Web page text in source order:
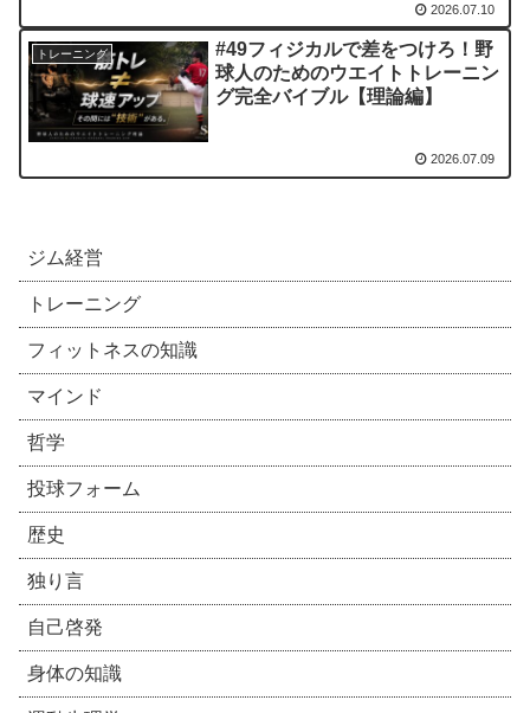
2026.07.10
トレーニング
#49フィジカルで差をつけろ！野
球人のためのウエイトトレーニン
グ完全バイブル【理論編】
2026.07.09
ジム経営
トレーニング
フィットネスの知識
マインド
哲学
投球フォーム
歴史
独り言
自己啓発
身体の知識